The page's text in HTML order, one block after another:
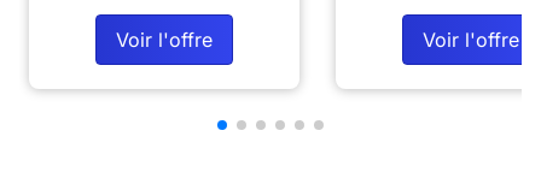
Voir l'offre Voir l'offre